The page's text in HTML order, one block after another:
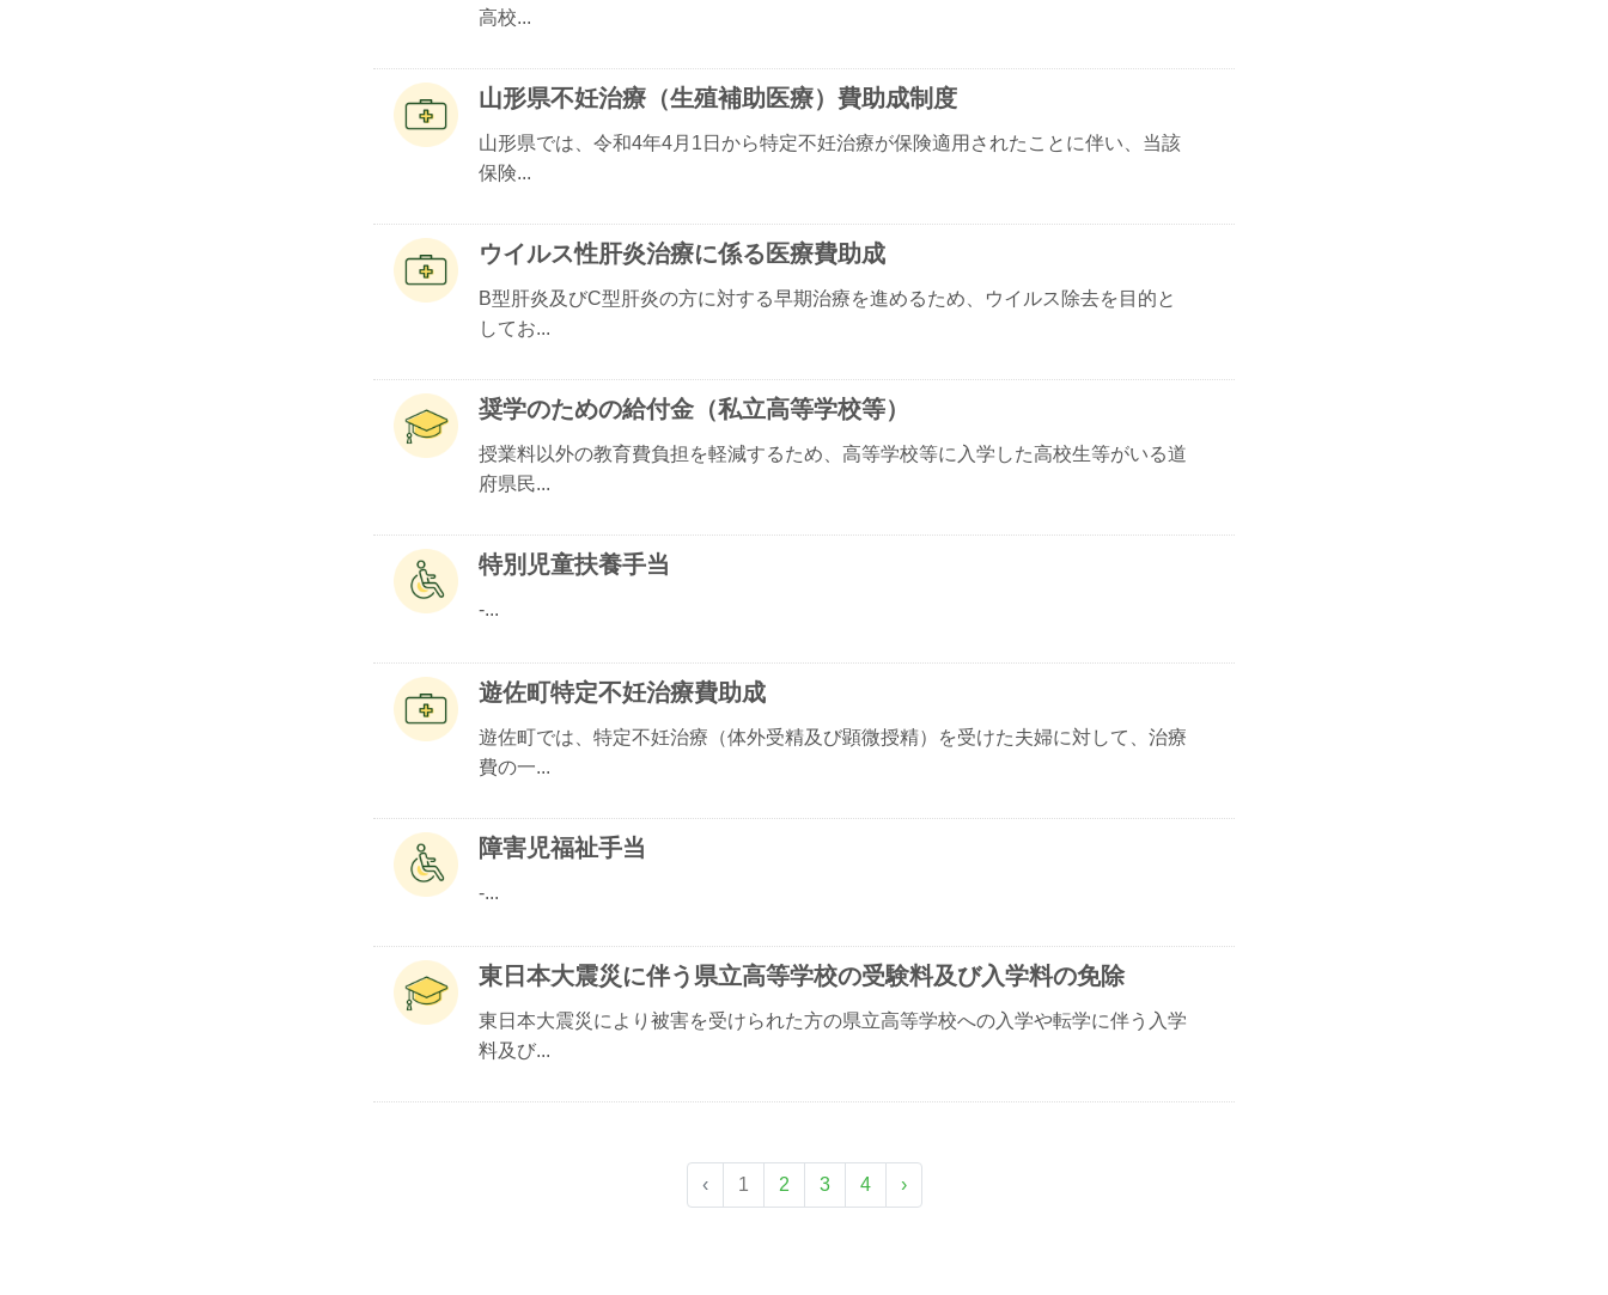
高校...
山形県不妊治療（生殖補助医療）費助成制度
山形県では、令和4年4月1日から特定不妊治療が保険適用されたことに伴い、当該
保険...
ウイルス性肝炎治療に係る医療費助成
B型肝炎及びC型肝炎の方に対する早期治療を進めるため、ウイルス除去を目的と
してお...
奨学のための給付金（私立高等学校等）
授業料以外の教育費負担を軽減するため、高等学校等に入学した高校生等がいる道
府県民...
特別児童扶養手当
-...
遊佐町特定不妊治療費助成
遊佐町では、特定不妊治療（体外受精及び顕微授精）を受けた夫婦に対して、治療
費の一...
障害児福祉手当
-...
東日本大震災に伴う県立高等学校の受験料及び入学料の免除
東日本大震災により被害を受けられた方の県立高等学校への入学や転学に伴う入学
料及び...
‹ 1 2 3 4 ›